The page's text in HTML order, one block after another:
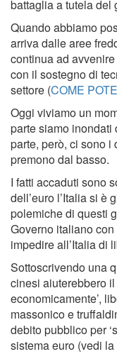
battaglia a tutela del
Quando abbiamo
arriva dalle aree
continua ad
con il sostegno di
settore (COME
Oggi viviamo un
parte siamo inondati
parte, però, ci sono i
premono dal basso.
I fatti accaduti sono
dell’euro l’Italia si è
polemiche di questi
Governo italiano
impedire all’Italia di
Sottoscrivendo una
cinesi aiuterebbero il
economicamente’,
massonico e
debito pubblico per
sistema euro (vedi